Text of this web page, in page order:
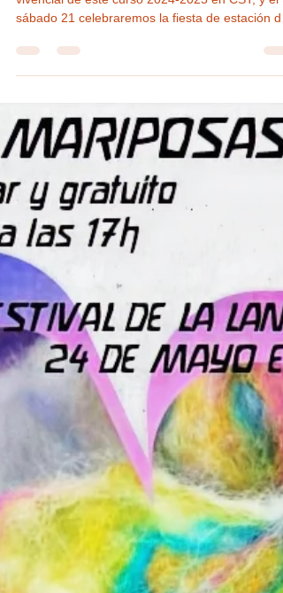
de Arafo sábado 21 junio 2025
El martes 17 de junio será el último martes
verano de fin de curso con familias, socios y
alumnos y después participaremos en la
elaboración de nuestra alfombra de sal de
en Arafo.